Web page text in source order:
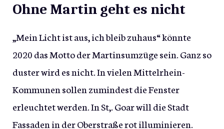
Ohne Martin geht es nicht
„Mein Licht ist aus, ich bleib zuhaus“ könnte
2020 das Motto der Martinsumzüge sein. Ganz so
duster wird es nicht. In vielen Mittelrhein-
Kommunen sollen zumindest die Fenster
erleuchtet werden. In St,. Goar will die Stadt
Fassaden in der Oberstraße rot illuminieren.